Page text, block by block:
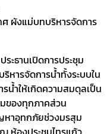
ะธานเปิดการประชุม
หารจัดการน้ำทั้งระบบใน
น้ำให้เกิดความสมดุลเป็น
ของทุกภาคส่วน
าอุทกภัยช่วงมรสุม